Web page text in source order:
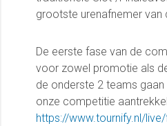
grootste urenafnemer van
De eerste fase van de
voor zowel promotie als
de onderste 2 teams
onze competitie
https://www.tournify.nl/